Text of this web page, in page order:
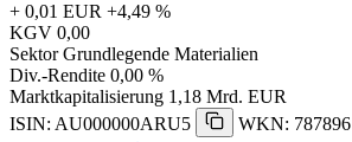
+ 0,01 EUR +4,49 %
KGV 0,00
Sektor Grundlegende Materialien
Div.-Rendite 0,00 %
Marktkapitalisierung 1,18 Mrd. EUR
ISIN: AU000000ARU5
WKN: 787896